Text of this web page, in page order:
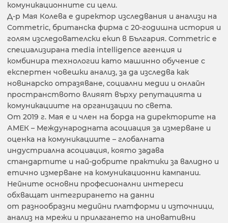
комуникационните си цели.
Д-р Мая Колева е директор изследвания и анализи на
Commetric, британска фирма с 20-годишна история и
голям изследователски екип в България. Commetric e
специализирана media intelligence агенция и
комбинира технологии като машинно обучение с
експертен човешки анализ, за да изследва как
новинарско отразяване, социални медии и онлайн
пространството влияят върху репутацията и
комуникациите на организации по света.
От 2019 г. Мая е и член на борда на директорите на
АМЕК – Международната асоциация за измерване и
оценка на комуникациите – глобалната
индустриална асоциация, която задава
стандартите и най-добрите практики за валидно и
етично измерване на комуникационни кампании.
Нейните основни професионални интереси
обхващат интегрирането на данни
от разнообразни медийни платформи и източници,
анализ на мрежи и прилагането на иновативни